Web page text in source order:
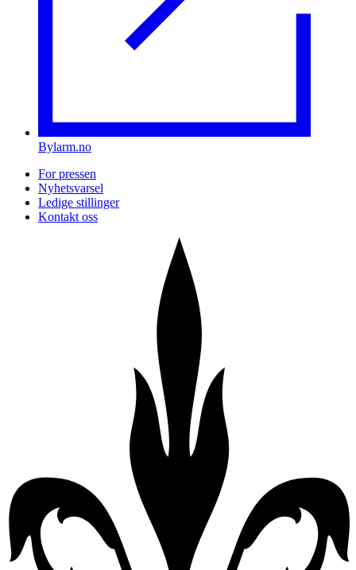
Bylarm.no
For pressen
Nyhetsvarsel
Ledige stillinger
Kontakt oss